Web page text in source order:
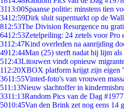
3113:00Spaanse politie: minstens tien
3412:59Dirk sluit supermarkt op de
812:53The Division Resurgence nu
6412:53Zetelpeiling: 24 zetels voor
3112:47Kind overleden na aanrijding
4912:44Man (25) sterft nadat hij lijm
512:43Litouwen vindt opnieuw
112:20XBOX platform krijgt zijn eigen
3611:55Vinted-foto's van vrouwen
511:13Nieuw slachtoffer in
3311:13Random Pics van de Dag #1977
5010:45Van den Brink zet nog eens 14